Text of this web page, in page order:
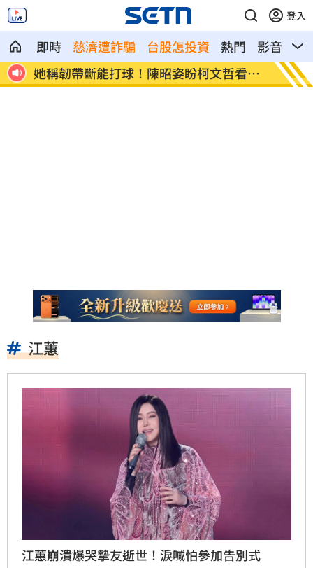
登入
即時 慈濟遭詐騙 台股怎投資 熱門 影音
熱
骨
與親姊成同門 TWICE定延確定不續約 民調
江蕙
江蕙崩潰爆哭摯友逝世！淚喊怕參加告別式